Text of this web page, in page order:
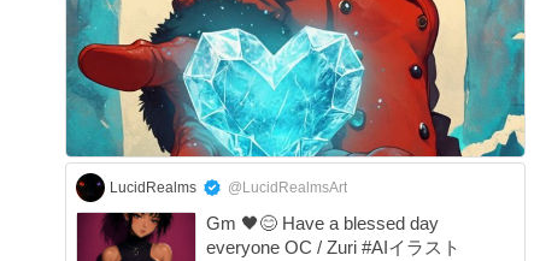
LucidRealms @LucidRealmsArt
Gm 🖤😊 Have a blessed day
everyone OC / Zuri #AIイラスト